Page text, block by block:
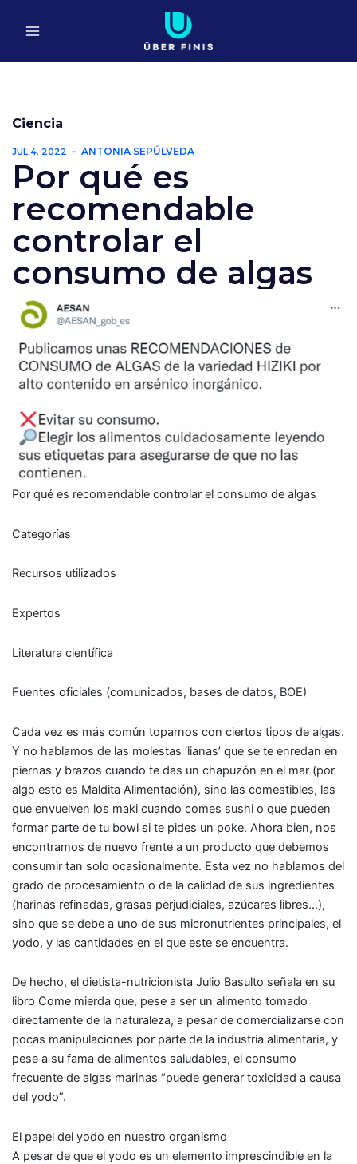
Ciencia
JUL 4, 2022 ANTONIA SEPÚLVEDA
Por qué es
recomendable
controlar el
consumo de algas
Por qué es recomendable controlar el consumo de algas
Categorías
Recursos utilizados
Expertos
Literatura científica
Fuentes oficiales (comunicados, bases de datos, BOE)
Cada vez es más común toparnos con ciertos tipos de algas.
Y no hablamos de las molestas ‘lianas’ que se te enredan en
piernas y brazos cuando te das un chapuzón en el mar (por
algo esto es Maldita Alimentación), sino las comestibles, las
que envuelven los maki cuando comes sushi o que pueden
formar parte de tu bowl si te pides un poke. Ahora bien, nos
encontramos de nuevo frente a un producto que debemos
consumir tan solo ocasionalmente. Esta vez no hablamos del
grado de procesamiento o de la calidad de sus ingredientes
(harinas refinadas, grasas perjudiciales, azúcares libres…),
sino que se debe a uno de sus micronutrientes principales, el
yodo, y las cantidades en el que este se encuentra.
De hecho, el dietista-nutricionista Julio Basulto señala en su
libro Come mierda que, pese a ser un alimento tomado
directamente de la naturaleza, a pesar de comercializarse con
pocas manipulaciones por parte de la industria alimentaria, y
pese a su fama de alimentos saludables, el consumo
frecuente de algas marinas “puede generar toxicidad a causa
del yodo”.
El papel del yodo en nuestro organismo
A pesar de que el yodo es un elemento imprescindible en la